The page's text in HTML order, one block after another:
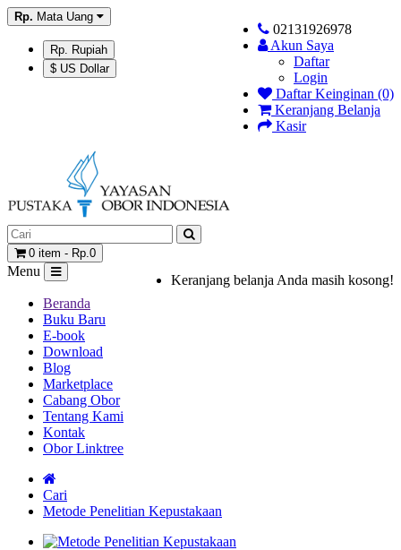
Rp. Mata Uang
Rp. Rupiah
$ US Dollar
02131926978
Akun Saya
Daftar
Login
Daftar Keinginan (0)
Keranjang Belanja
Kasir
0 item - Rp.0
Keranjang belanja Anda masih kosong!
Menu
Beranda
Buku Baru
E-book
Download
Blog
Marketplace
Cabang Obor
Tentang Kami
Kontak
Obor Linktree
Cari
Metode Penelitian Kepustakaan